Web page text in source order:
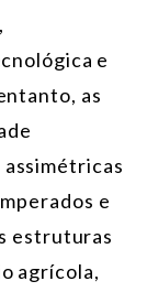
e
as
e
estruturas
agrícola,